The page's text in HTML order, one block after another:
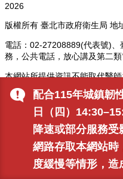
配合115年城鎮韌
日（四）
降速或部分服務
網路存取本網站時
度緩慢等情形，造
2026
版權所有 臺北市政府衛生局 地
電話：02-27208889(代表號)
務，公共電話，放心講及第二
本網站所提供資訊不能取代醫
更新日期
115-08-11
瀏覽人次
2409